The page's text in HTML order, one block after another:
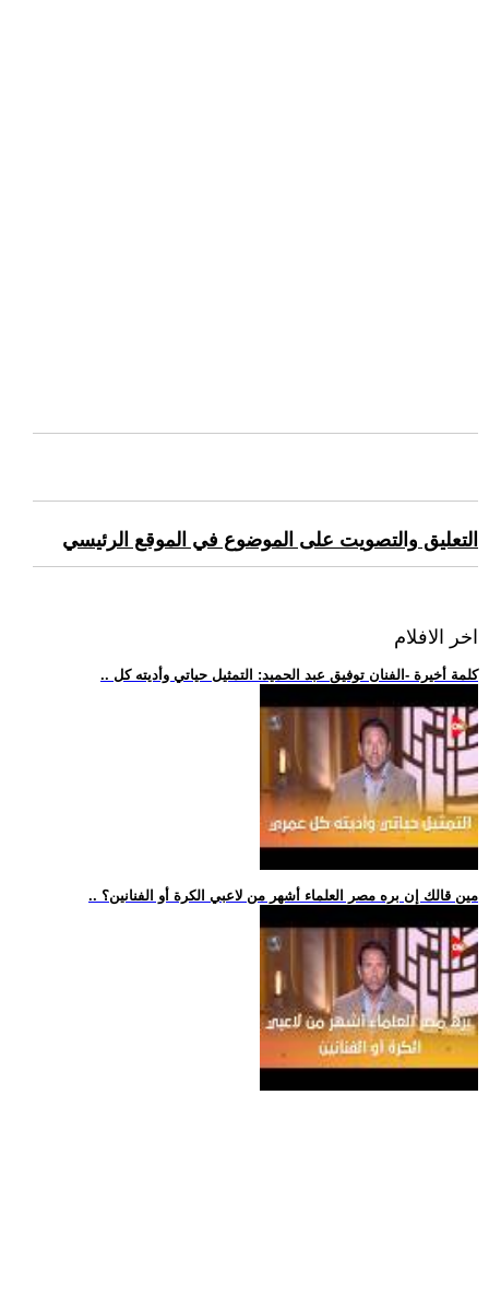
التعليق والتصويت على الموضوع في الموقع الرئيسي
اخر الافلام
.. كلمة أخيرة -الفنان توفيق عبد الحميد: التمثيل حياتي وأديته كل
.. مين قالك إن بره مصر العلماء أشهر من لاعبي الكرة أو الفنانين؟